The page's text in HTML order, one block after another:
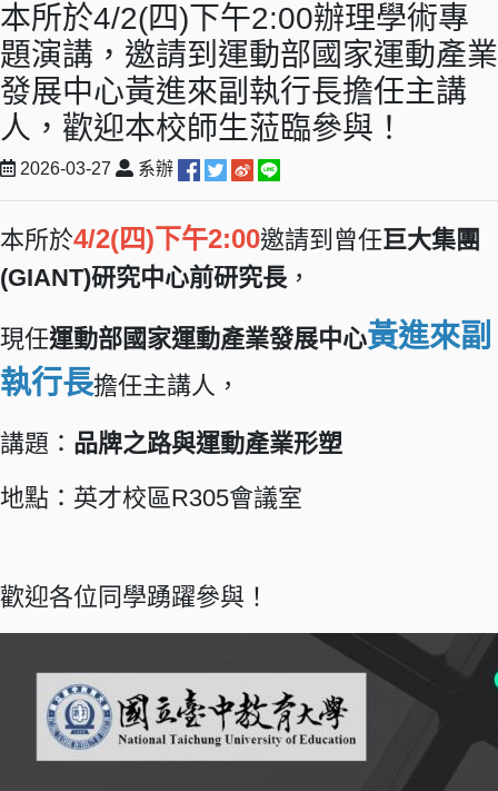
本所於4/2(四)下午2:00辦理學術專
題演講，邀請到運動部國家運動產業
發展中心黃進來副執行長擔任主講
人，歡迎本校師生蒞臨參與！
2026-03-27 系辦
本所於4/2(四)下午2:00邀請到曾任巨大集團
(GIANT)研究中心前研究長 ，
現任運動部國家運動產業發展中心黃進來副
執行長擔任主講人，
講題： 品牌之路與運動產業形塑
地點：英才校區R305會議室
歡迎各位同學踴躍參與！